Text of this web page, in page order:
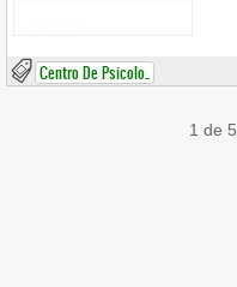
Centro De Psicolo..
1 de 5